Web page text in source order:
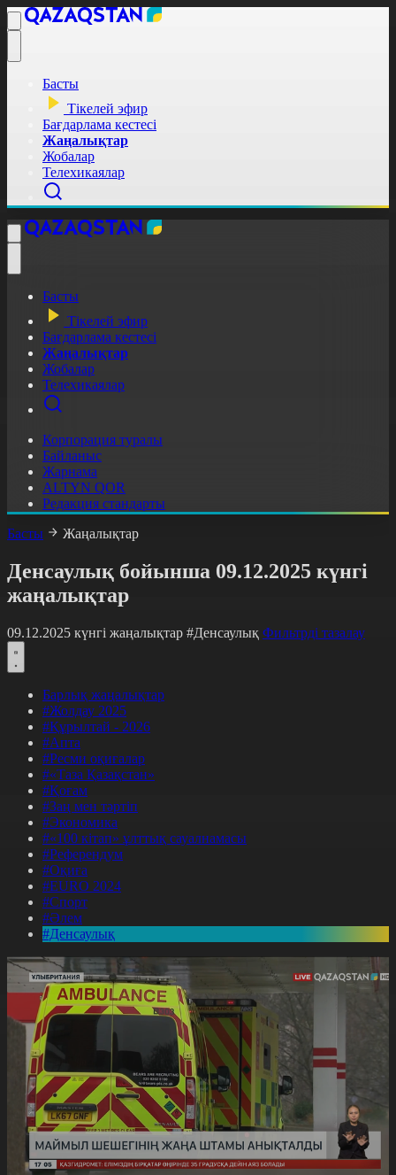
Басты
Тікелей эфир
Бағдарлама кестесі
Жаңалықтар
Жобалар
Телехикаялар
Басты
Тікелей эфир
Бағдарлама кестесі
Жаңалықтар
Жобалар
Телехикаялар
Корпорация туралы
Байланыс
Жарнама
ALTYN QOR
Редакция стандарты
Басты
Жаңалықтар
Денсаулық бойынша 09.12.2025 күнгі
жаңалықтар
09.12.2025 күнгі жаңалықтар #Денсаулық Фильтрді тазалау
Барлық жаңалықтар
#Жолдау 2025
#Құрылтай - 2026
#Апта
#Ресми оқиғалар
#«Таза Қазақстан»
#Қоғам
#Заң мен тәртіп
#Экономика
#«100 кітап» ұлттық сауалнамасы
#Референдум
#Оқиға
#EURO 2024
#Спорт
#Әлем
#Денсаулық